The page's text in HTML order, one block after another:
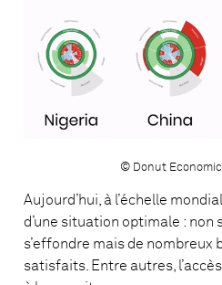
© Donut
Aujourd’hui, à l’échelle
d’une situation optimale :
s’effondre mais de nombreux
satisfaits. Entre autres,